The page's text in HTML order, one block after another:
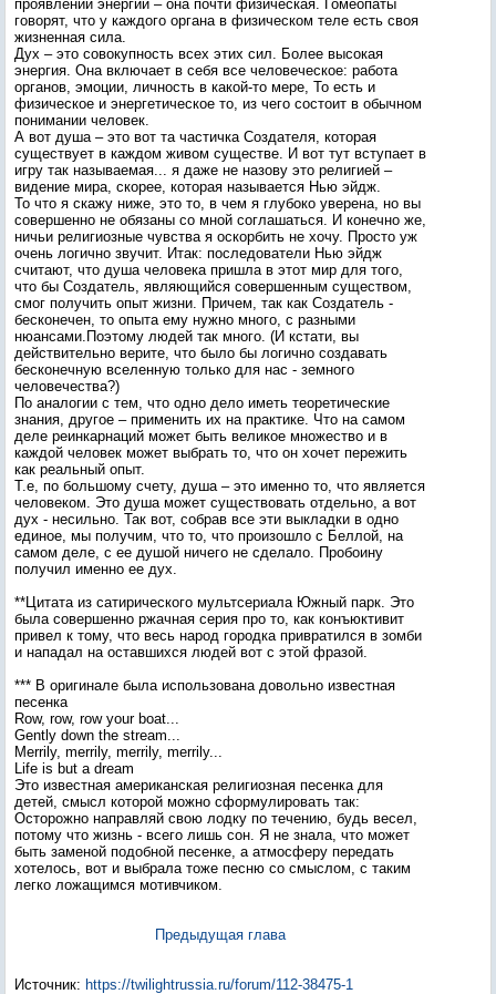
проявлении энергии – она почти физическая. Гомеопаты
говорят, что у каждого органа в физическом теле есть своя
жизненная сила.
Дух – это совокупность всех этих сил. Более высокая
энергия. Она включает в себя все человеческое: работа
органов, эмоции, личность в какой-то мере, То есть и
физическое и энергетическое то, из чего состоит в обычном
понимании человек.
А вот душа – это вот та частичка Создателя, которая
существует в каждом живом существе. И вот тут вступает в
игру так называемая... я даже не назову это религией –
видение мира, скорее, которая называется Нью эйдж.
То что я скажу ниже, это то, в чем я глубоко уверена, но вы
совершенно не обязаны со мной соглашаться. И конечно же,
ничьи религиозные чувства я оскорбить не хочу. Просто уж
очень логично звучит. Итак: последователи Нью эйдж
считают, что душа человека пришла в этот мир для того,
что бы Создатель, являющийся совершенным существом,
смог получить опыт жизни. Причем, так как Создатель -
бесконечен, то опыта ему нужно много, с разными
нюансами.Поэтому людей так много. (И кстати, вы
действительно верите, что было бы логично создавать
бесконечную вселенную только для нас - земного
человечества?)
По аналогии с тем, что одно дело иметь теоретические
знания, другое – применить их на практике. Что на самом
деле реинкарнаций может быть великое множество и в
каждой человек может выбрать то, что он хочет пережить
как реальный опыт.
Т.е, по большому счету, душа – это именно то, что является
человеком. Это душа может существовать отдельно, а вот
дух - несильно. Так вот, собрав все эти выкладки в одно
единое, мы получим, что то, что произошло с Беллой, на
самом деле, с ее душой ничего не сделало. Пробоину
получил именно ее дух.
**Цитата из сатирического мультсериала Южный парк. Это
была совершенно ржачная серия про то, как конъюктивит
привел к тому, что весь народ городка привратился в зомби
и нападал на оставшихся людей вот с этой фразой.
*** В оригинале была использована довольно известная
песенка
Row, row, row your boat...
Gently down the stream...
Merrily, merrily, merrily, merrily...
Life is but a dream
Это известная американская религиозная песенка для
детей, смысл которой можно сформулировать так:
Осторожно направляй свою лодку по течению, будь весел,
потому что жизнь - всего лишь сон. Я не знала, что может
быть заменой подобной песенке, а атмосферу передать
хотелось, вот и выбрала тоже песню со смыслом, с таким
легко ложащимся мотивчиком.
Предыдущая глава
Источник: https://twilightrussia.ru/forum/112-38475-1